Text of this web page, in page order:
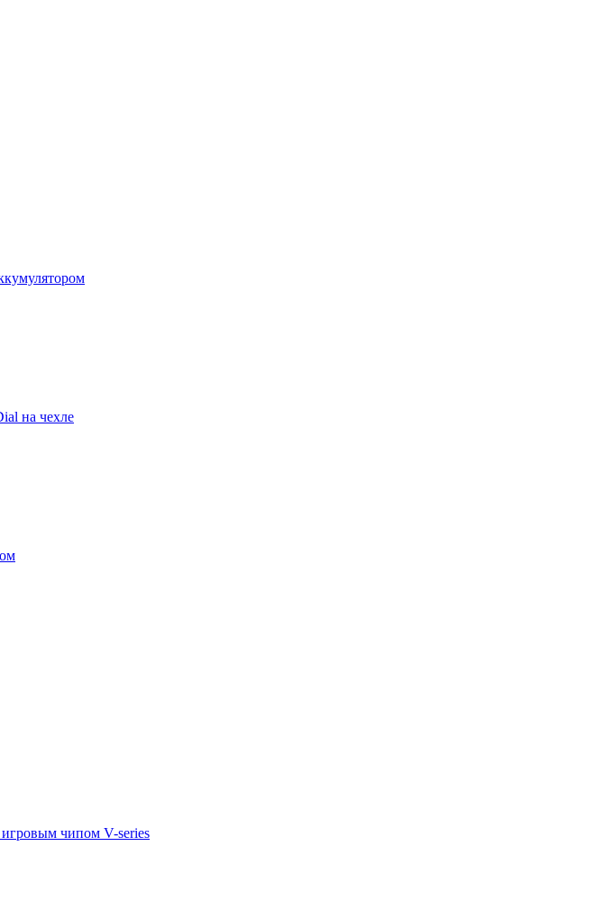
на чехле
чипом V-series